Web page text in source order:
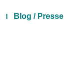
Blog / Presse